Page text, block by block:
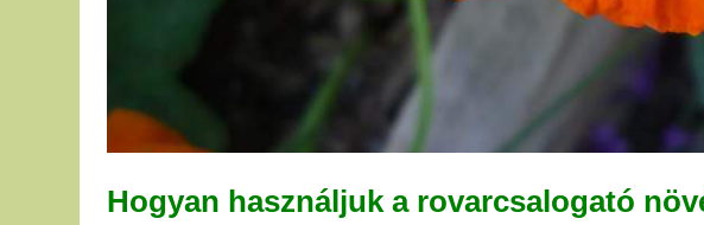
Hogyan használjuk a rovarcsalogató